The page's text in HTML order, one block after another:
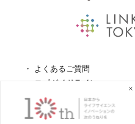
よくあるご質問
ロゴガイドライン
特定商取引法に基づく表